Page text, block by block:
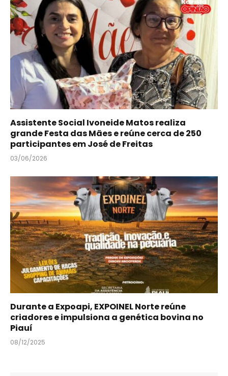
Assistente Social Ivoneide Matos realiza
grande Festa das Mães e reúne cerca de 250
participantes em José de Freitas
03/06/2026
Durante a Expoapi, EXPOINEL Norte reúne
criadores e impulsiona a genética bovina no
Piauí
08/12/2025